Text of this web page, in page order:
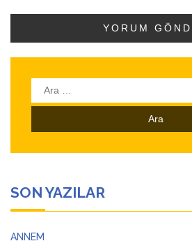
Arama:
SON YAZILAR
ANNEM